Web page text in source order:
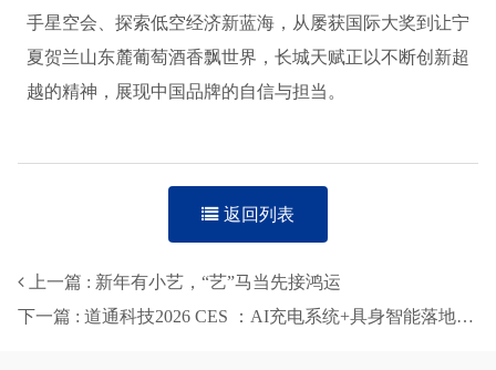
手星空会、探索低空经济新蓝海，从屡获国际大奖到让宁
夏贺兰山东麓葡萄酒香飘世界，长城天赋正以不断创新超
越的精神，展现中国品牌的自信与担当。
返回列表
上一篇 : 新年有小艺，“艺”马当先接鸿运
下一篇 : 道通科技2026 CES ：AI充电系统+具身智能落地，描绘未来城市运行新范式